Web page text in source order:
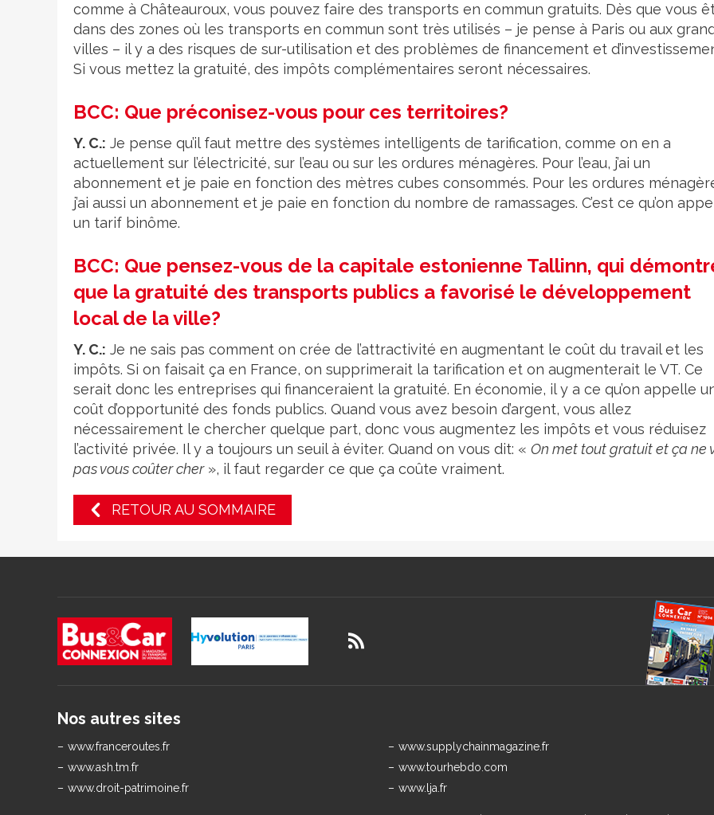
comme à Châteauroux, vous pouvez faire des transports en commun gratuits. Dès que vous
dans des zones où les transports en commun sont très utilisés – je pense à Paris ou aux
villes – il y a des risques de sur-utilisation et des problèmes de financement et
Si vous mettez la gratuité, des impôts complémentaires seront nécessaires.
BCC: Que préconisez-vous pour ces territoires?
Y. C.: Je pense qu’il faut mettre des systèmes intelligents de tarification, comme on en a
actuellement sur l’électricité, sur l’eau ou sur les ordures ménagères. Pour l’eau, j’ai un
abonnement et je paie en fonction des mètres cubes consommés. Pour les ordures
j’ai aussi un abonnement et je paie en fonction du nombre de ramassages. C’est ce qu’on
un tarif binôme.
BCC: Que pensez-vous de la capitale estonienne Tallinn, qui
que la gratuité des transports publics a favorisé le développement
local de la ville?
Y. C.: Je ne sais pas comment on crée de l’attractivité en augmentant le coût du travail et les
impôts. Si on faisait ça en France, on supprimerait la tarification et on augmenterait le VT. Ce
serait donc les entreprises qui financeraient la gratuité. En économie, il y a ce qu’on appelle
coût d’opportunité des fonds publics. Quand vous avez besoin d’argent, vous allez
nécessairement le chercher quelque part, donc vous augmentez les impôts et vous réduisez
l’activité privée. Il y a toujours un seuil à éviter. Quand on vous dit: « On met tout gratuit et ça ne
pas vous coûter cher», il faut regarder ce que ça coûte vraiment.
RETOUR AU SOMMAIRE
Nos autres sites
www.franceroutes.fr
www.supplychainmagazine.fr
www.ash.tm.fr
www.tourhebdo.com
www.droit-patrimoine.fr
www.lja.fr